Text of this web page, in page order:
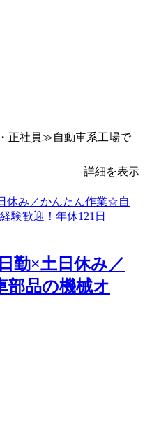
正社員≫自動車系工場で
詳細を表示
勤×土日休み／
品の機械オ